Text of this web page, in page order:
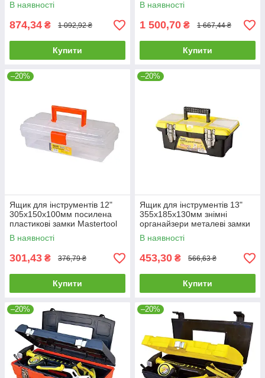
В наявності
874,34 ₴ 1 092,92 ₴
Купити
В наявності
1 500,70 ₴ 1 667,44 ₴
Купити
–20%
Ящик для інструментів 12"
305х150х100мм посилена
пластикові замки Mastertool
79-6025
В наявності
301,43 ₴ 376,79 ₴
Купити
–20%
Ящик для інструментів 13"
355х185х130мм знімні
органайзери металеві замки
Mastertool 79-2313
В наявності
453,30 ₴ 566,63 ₴
Купити
–20% –20%